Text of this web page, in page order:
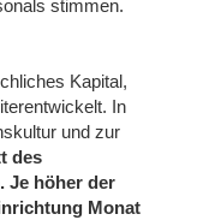
stimmen.
Kapital,
In
und zur
des
Je höher der
Monat